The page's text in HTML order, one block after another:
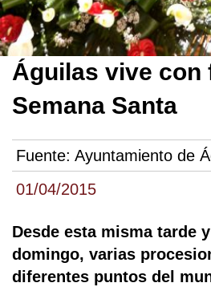
01/04/2015
Águilas vive con
Semana Santa
Fuente: Ayuntamiento de
Desde esta misma tarde
domingo, varias
diferentes puntos del